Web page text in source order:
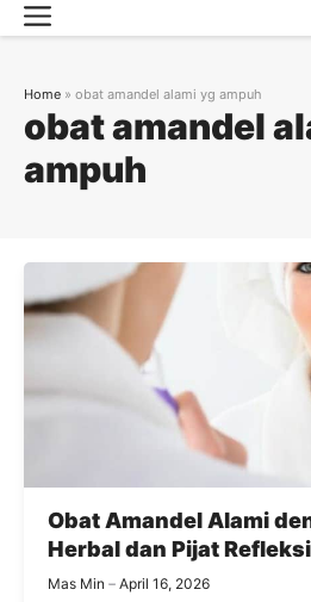
Skip
to
Menu
obat amandel
ampuh
Home » obat amandel alami yg ampuh
Obat Amandel Alami
Herbal dan Pijat Refleksi
Mas Min April 16, 2026